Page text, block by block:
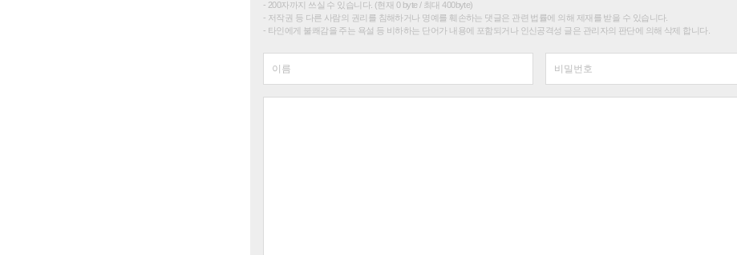
200자까지 쓰실 수 있습니다. (현재 0 byte / 최대 400byte)
저작권 등 다른 사람의 권리를 침해하거나 명예를 훼손하는 댓글은 관련 법률에 의해 제재를 받을 수 있습니다.
타인에게 불쾌감을 주는 욕설 등 비하하는 단어가 내용에 포함되거나 인신공격성 글은 관리자의 판단에 의해 삭제 합니다.